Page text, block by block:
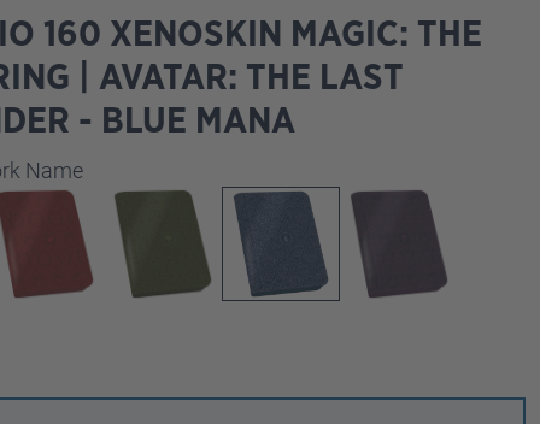
160 XENOSKIN MAGIC: THE
| AVATAR: THE LAST
- BLUE MANA
Name